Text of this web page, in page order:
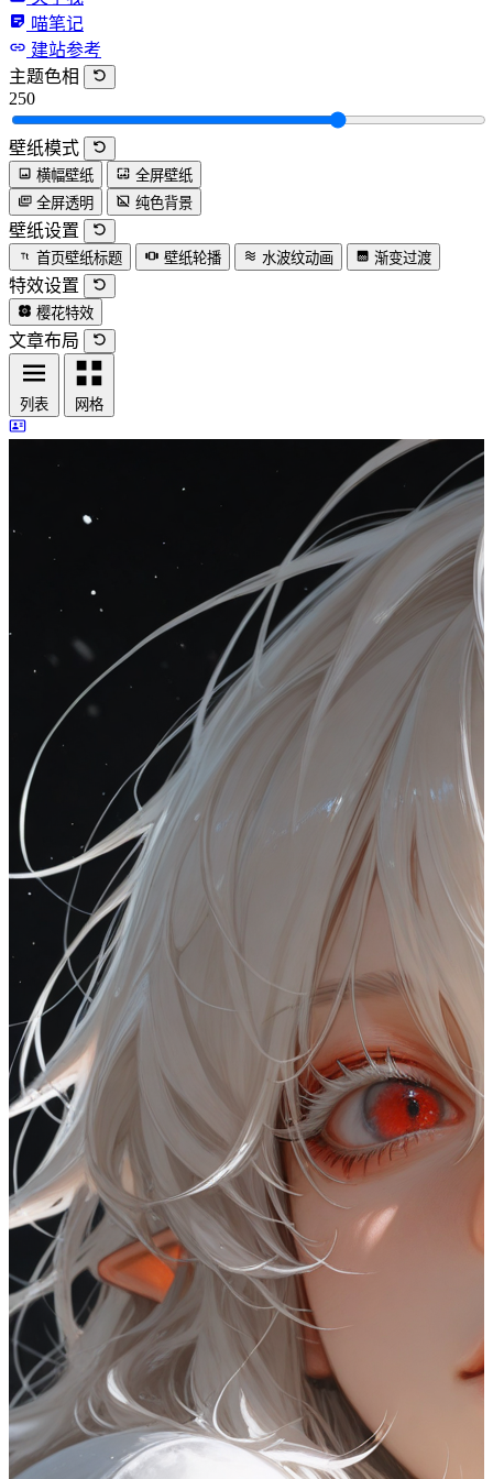
喵笔记
建站参考
主题色相
250
壁纸模式
横幅壁纸
全屏壁纸
全屏透明
纯色背景
壁纸设置
首页壁纸标题 壁纸轮播 水波纹动画 渐变过渡
特效设置
樱花特效
文章布局
列表 网格